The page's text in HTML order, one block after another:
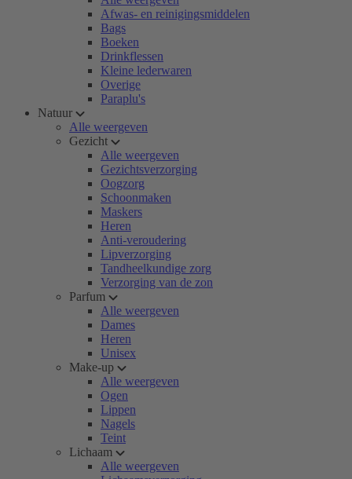
Afwas- en reinigingsmiddelen
Bags
Boeken
Drinkflessen
Kleine lederwaren
Overige
Paraplu's
Natuur
Alle weergeven
Gezicht
Alle weergeven
Gezichtsverzorging
Oogzorg
Schoonmaken
Maskers
Heren
Anti-veroudering
Lipverzorging
Tandheelkundige zorg
Verzorging van de zon
Parfum
Alle weergeven
Dames
Heren
Unisex
Make-up
Alle weergeven
Ogen
Lippen
Nagels
Teint
Lichaam
Alle weergeven